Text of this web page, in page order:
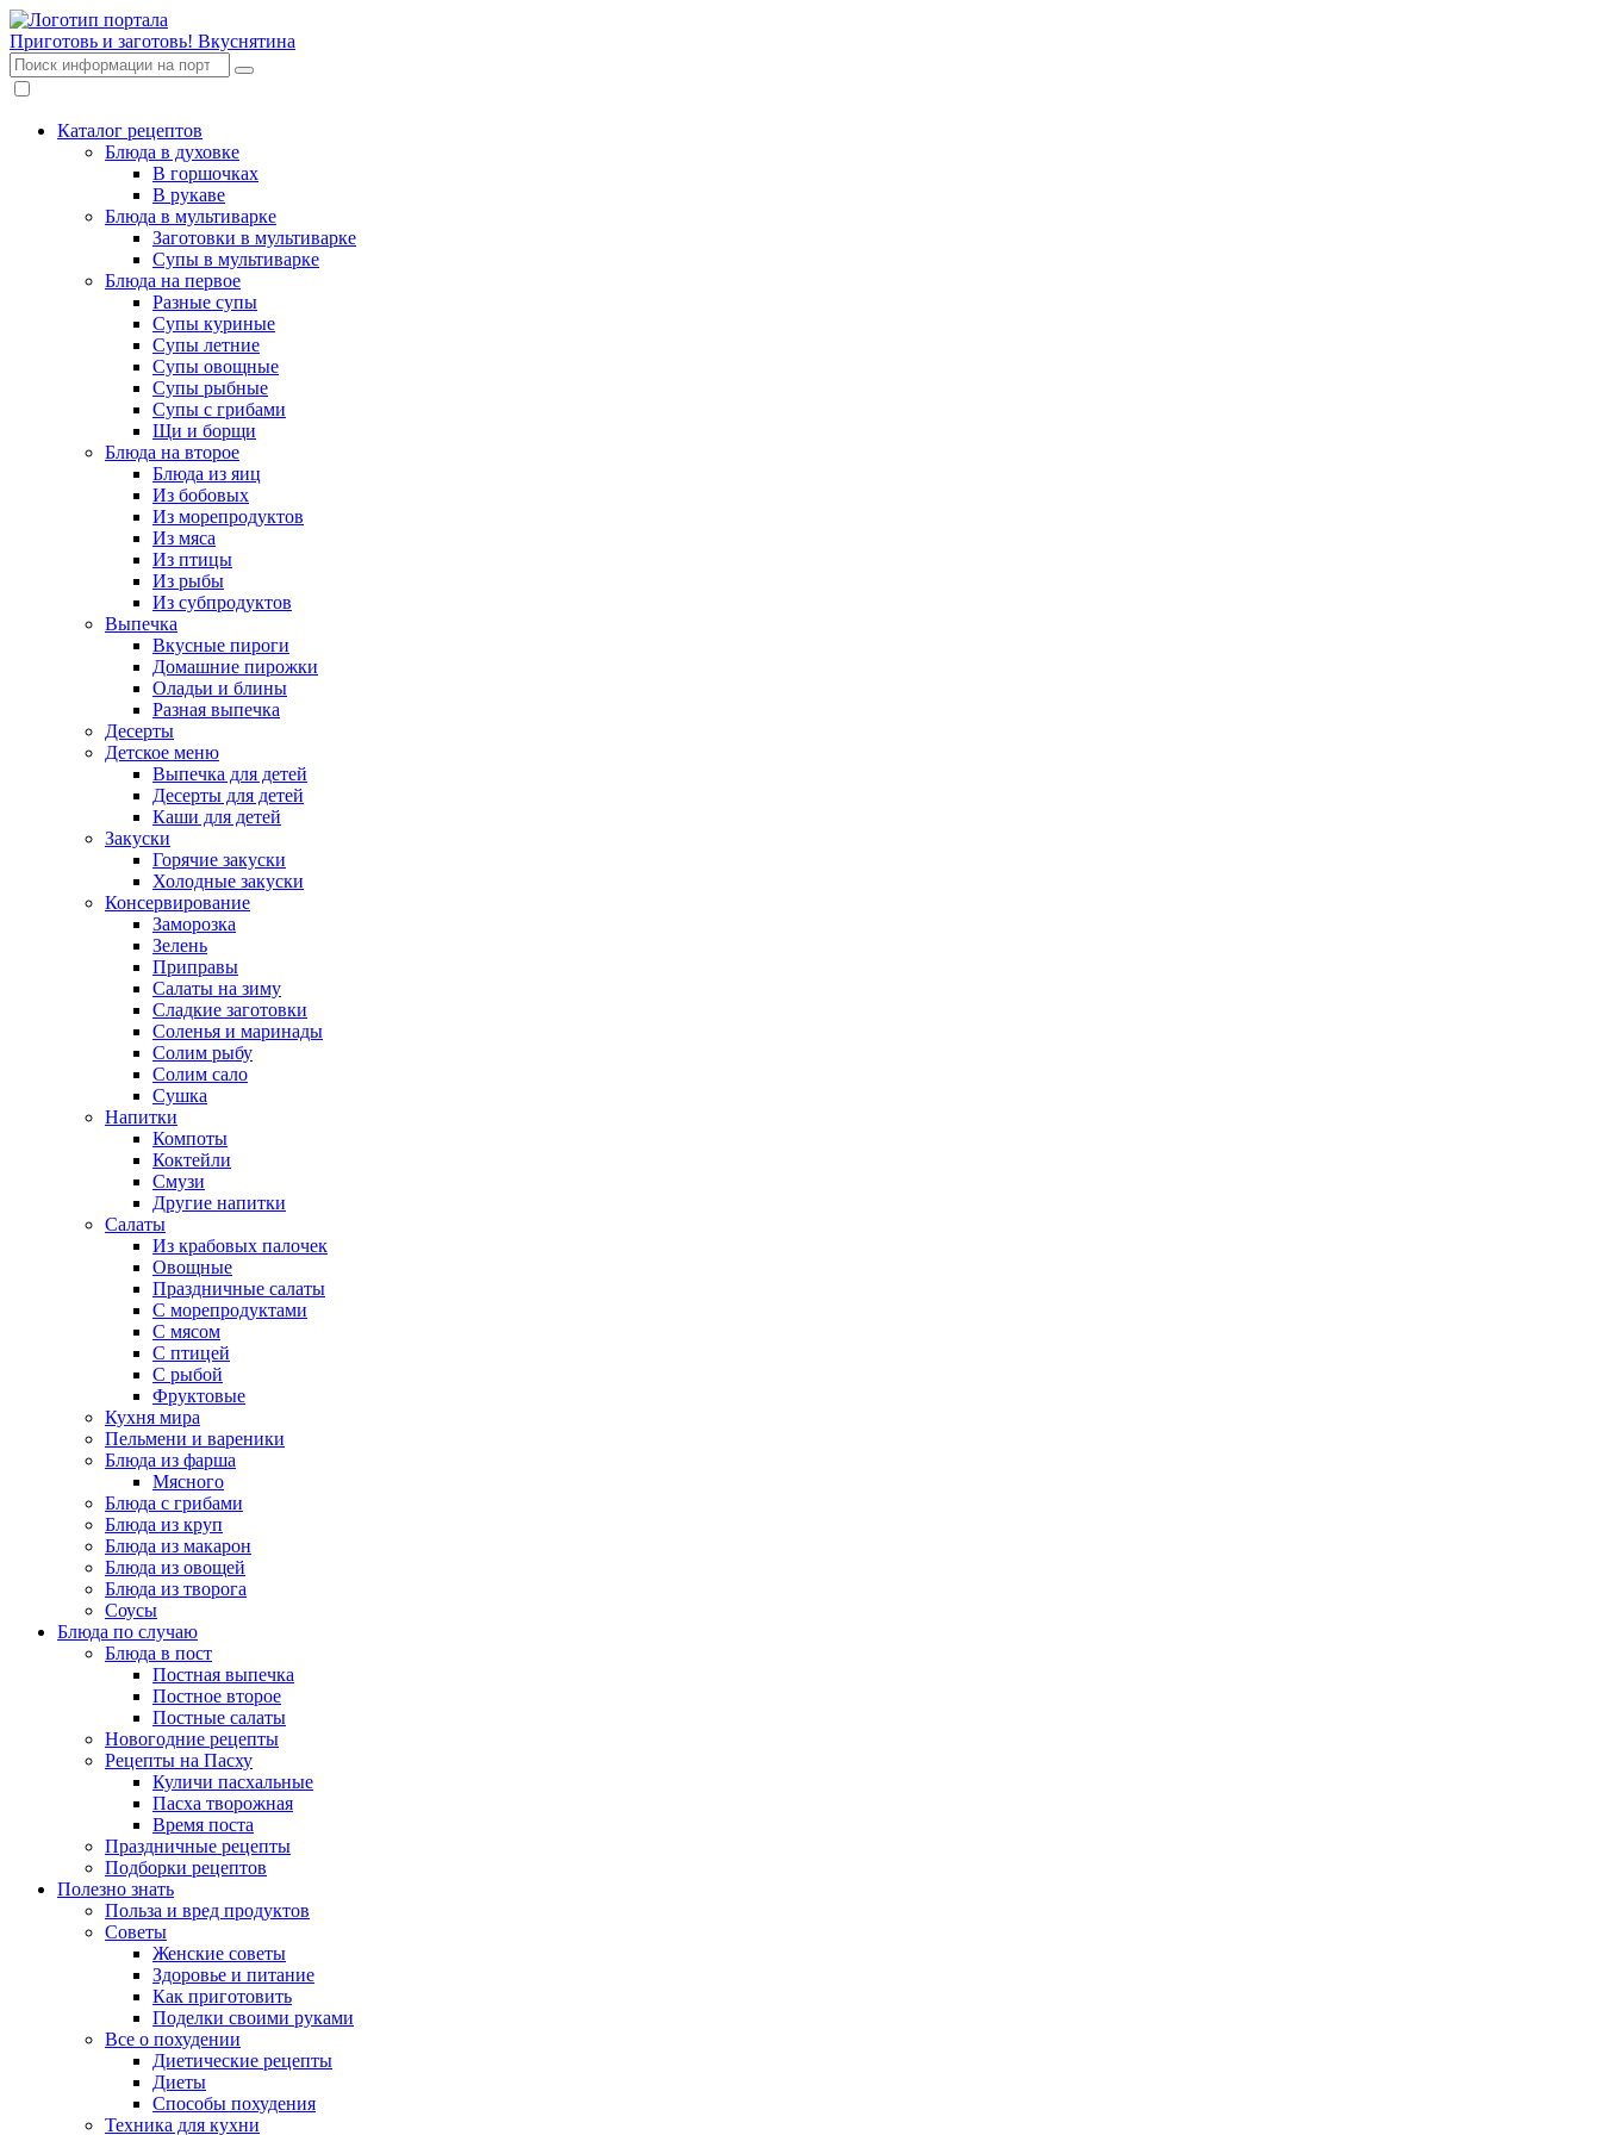
Приготовь и заготовь! Вкуснятина
Каталог рецептов
Блюда в духовке
В горшочках
В рукаве
Блюда в мультиварке
Заготовки в мультиварке
Супы в мультиварке
Блюда на первое
Разные супы
Супы куриные
Супы летние
Супы овощные
Супы рыбные
Супы с грибами
Щи и борщи
Блюда на второе
Блюда из яиц
Из бобовых
Из морепродуктов
Из мяса
Из птицы
Из рыбы
Из субпродуктов
Выпечка
Вкусные пироги
Домашние пирожки
Оладьи и блины
Разная выпечка
Десерты
Детское меню
Выпечка для детей
Десерты для детей
Каши для детей
Закуски
Горячие закуски
Холодные закуски
Консервирование
Заморозка
Зелень
Приправы
Салаты на зиму
Сладкие заготовки
Соленья и маринады
Солим рыбу
Солим сало
Сушка
Напитки
Компоты
Коктейли
Смузи
Другие напитки
Салаты
Из крабовых палочек
Овощные
Праздничные салаты
С морепродуктами
С мясом
С птицей
С рыбой
Фруктовые
Кухня мира
Пельмени и вареники
Блюда из фарша
Мясного
Блюда с грибами
Блюда из круп
Блюда из макарон
Блюда из овощей
Блюда из творога
Соусы
Блюда по случаю
Блюда в пост
Постная выпечка
Постное второе
Постные салаты
Новогодние рецепты
Рецепты на Пасху
Куличи пасхальные
Пасха творожная
Время поста
Праздничные рецепты
Подборки рецептов
Полезно знать
Польза и вред продуктов
Советы
Женские советы
Здоровье и питание
Как приготовить
Поделки своими руками
Все о похудении
Диетические рецепты
Диеты
Способы похудения
Техника для кухни